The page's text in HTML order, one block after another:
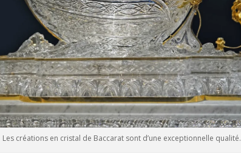
Les créations en cristal de Baccarat sont d’une exceptionnelle qualité.